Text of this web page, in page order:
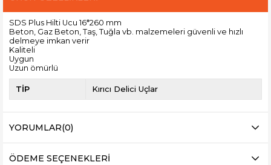
SDS Plus Hilti Ucu 16*260 mm
Beton, Gaz Beton, Taş, Tuğla vb. malzemeleri güvenli ve hızlı
delmeye imkan verir
Kaliteli
Uygun
Uzun ömürlü
TİP Kırıcı Delici Uçlar
YORUMLAR(0)
ÖDEME SEÇENEKLERI